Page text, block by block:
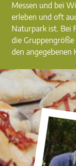
Messen und bei
erleben und oft
Naturpark ist. Bei
die
den angegebenen